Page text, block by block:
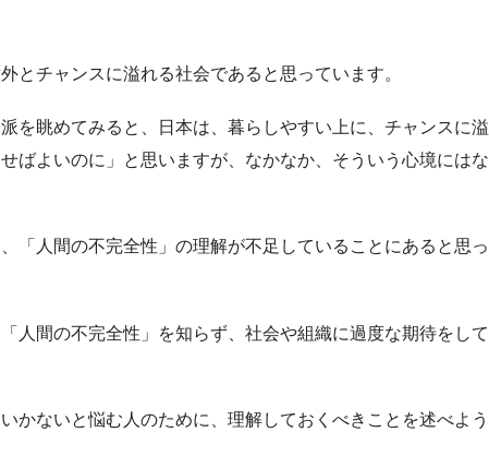
チャンスに溢れる社会であると思っています。
を眺めてみると、日本は、暮らしやすい上に、チャンスに溢
ばよいのに」と思いますが、なかなか、そういう心境にはな
「人間の不完全性」の理解が不足していることにあると思っ
間の不完全性」を知らず、社会や組織に過度な期待をして
かないと悩む人のために、理解しておくべきことを述べよう